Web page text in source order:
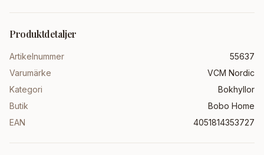
Produktdetaljer
Artikelnummer
55637
Varumärke
VCM Nordic
Kategori
Bokhyllor
Butik
Bobo Home
EAN
4051814353727